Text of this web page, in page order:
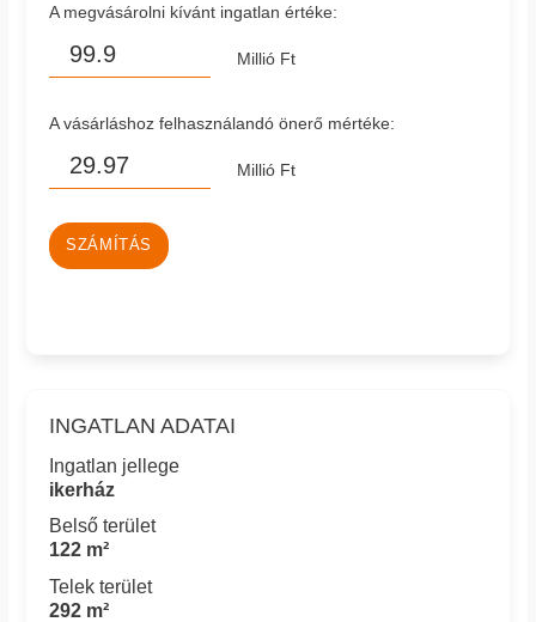
A megvásárolni kívánt ingatlan értéke:
Millió Ft
A vásárláshoz felhasználandó önerő mértéke:
Millió Ft
SZÁMÍTÁS
INGATLAN ADATAI
Ingatlan jellege
ikerház
Belső terület
122 m²
Telek terület
292 m²